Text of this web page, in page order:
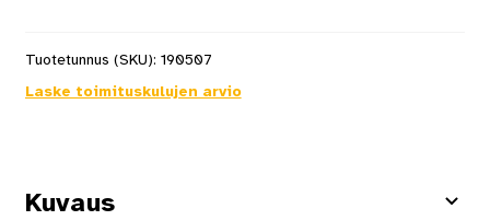
Tuotetunnus (SKU): 190507
Laske toimituskulujen arvio
Kuvaus